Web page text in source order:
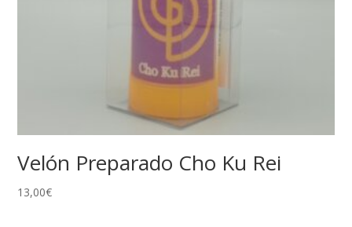
Velón Preparado Cho Ku Rei
13,00€